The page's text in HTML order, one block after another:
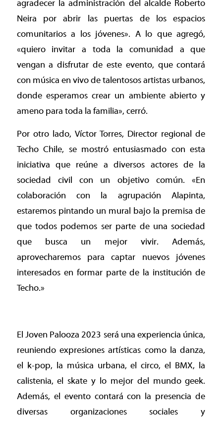
agradecer la administración del alcalde Roberto
Neira por abrir las puertas de los espacios
comunitarios a los jóvenes». A lo que agregó,
«quiero invitar a toda la comunidad a que
vengan a disfrutar de este evento, que contará
con música en vivo de talentosos artistas urbanos,
donde esperamos crear un ambiente abierto y
ameno para toda la familia», cerró.
Por otro lado, Víctor Torres, Director regional de
Techo Chile, se mostró entusiasmado con esta
iniciativa que reúne a diversos actores de la
sociedad civil con un objetivo común. «En
colaboración con la agrupación Alapinta,
estaremos pintando un mural bajo la premisa de
que todos podemos ser parte de una sociedad
que busca un mejor vivir. Además,
aprovecharemos para captar nuevos jóvenes
interesados en formar parte de la institución de
Techo.»
El Joven Palooza 2023 será una experiencia única,
reuniendo expresiones artísticas como la danza,
el k-pop, la música urbana, el circo, el BMX, la
calistenia, el skate y lo mejor del mundo geek.
Además, el evento contará con la presencia de
diversas organizaciones sociales y